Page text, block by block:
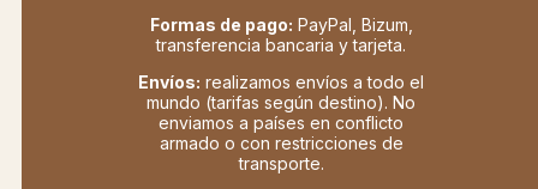
Formas de pago: PayPal, Bizum,
transferencia bancaria y tarjeta.
Envíos: realizamos envíos a todo el
mundo (tarifas según destino). No
enviamos a países en conflicto
armado o con restricciones de
transporte.